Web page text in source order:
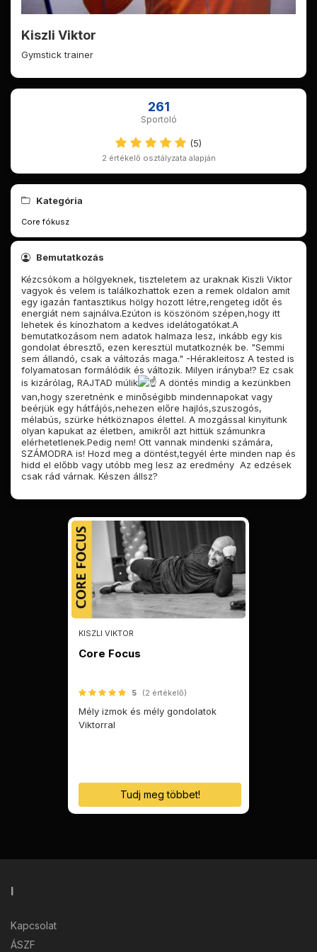
Kiszli Viktor
Gymstick trainer
261
Sportoló
(5)
2 értékelő osztályzata alapján
Kategória
Core fókusz
Bemutatkozás
Kézcsókom a hölgyeknek, tiszteletem az uraknak Kiszli Viktor
vagyok és velem is találkozhattok ezen a remek oldalon amit
egy igazán fantasztikus hölgy hozott létre,rengeteg időt és
energiát nem sajnálva.Ezúton is köszönöm szépen,hogy itt
lehetek és kínozhatom a kedves idelátogatókat.A
bemutatkozásom nem adatok halmaza lesz, inkább egy kis
gondolat ébresztő, ezen keresztül mutatkoznék be. "Semmi
sem állandó, csak a változás maga." -Hérakleitosz A tested is
folyamatosan formálódik és változik. Milyen irányba!? Ez csak
is kizárólag, RAJTAD múlik
A döntés mindig a kezünkben
van,hogy szeretnénk e minőségibb mindennapokat vagy
beérjük egy hátfájós,nehezen előre hajlós,szuszogós,
mélabús, szürke hétköznapos élettel. A mozgással kinyitunk
olyan kapukat az életben, amikről azt hittük számunkra
elérhetetlenek.Pedig nem! Ott vannak mindenki számára,
SZÁMODRA is! Hozd meg a döntést,tegyél érte minden nap és
hidd el előbb vagy utóbb meg lesz az eredmény Az edzések
csak rád várnak. Készen állsz?
KISZLI VIKTOR
Core Focus
5 (2 értékelő)
Mély izmok és mély gondolatok
Viktorral
Tudj meg többet!
I
Kapcsolat
ÁSZF